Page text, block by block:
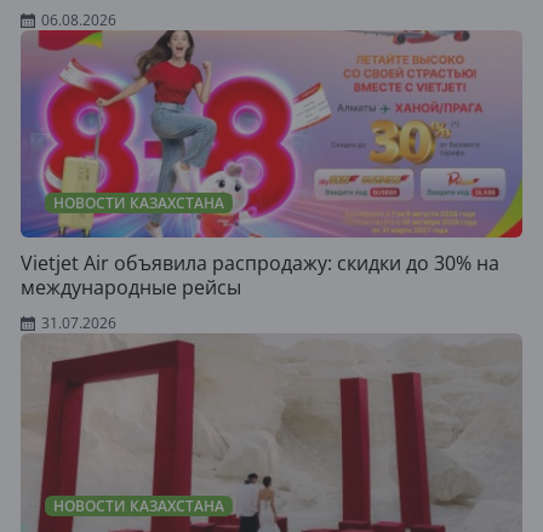
06.08.2026
НОВОСТИ КАЗАХСТАНА
Vietjet Air объявила распродажу: скидки до 30% на
международные рейсы
31.07.2026
НОВОСТИ КАЗАХСТАНА